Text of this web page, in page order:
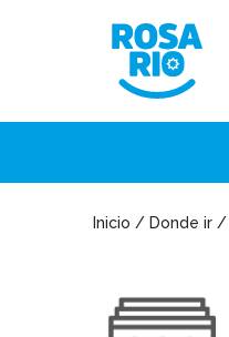
Inicio / Donde ir